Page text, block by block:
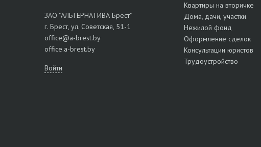
ЗАО "АЛЬТЕРНАТИВА Брест"
г. Брест, ул. Советская, 51-1
office@a-brest.by
office.a-brest.by
Войти
Квартиры на вторичке
Дома, дачи, участки
Нежилой фонд
Оформление сделок
Консультации юристов
Трудоустройство